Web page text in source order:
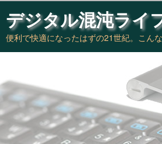
デジタル混沌ライ
便利で快適になったはずの21世紀。こん